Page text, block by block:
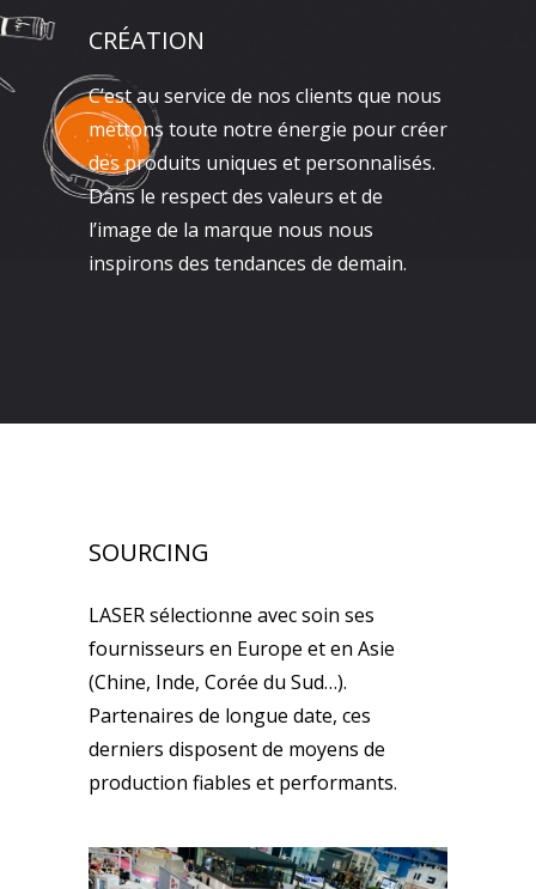
CRÉATION
C’est au service de nos clients que nous
mettons toute notre énergie pour créer
des produits uniques et personnalisés.
Dans le respect des valeurs et de
l’image de la marque nous nous
inspirons des tendances de demain.
SOURCING
LASER sélectionne avec soin ses
fournisseurs en Europe et en Asie
(Chine, Inde, Corée du Sud…).
Partenaires de longue date, ces
derniers disposent de moyens de
production fiables et performants.